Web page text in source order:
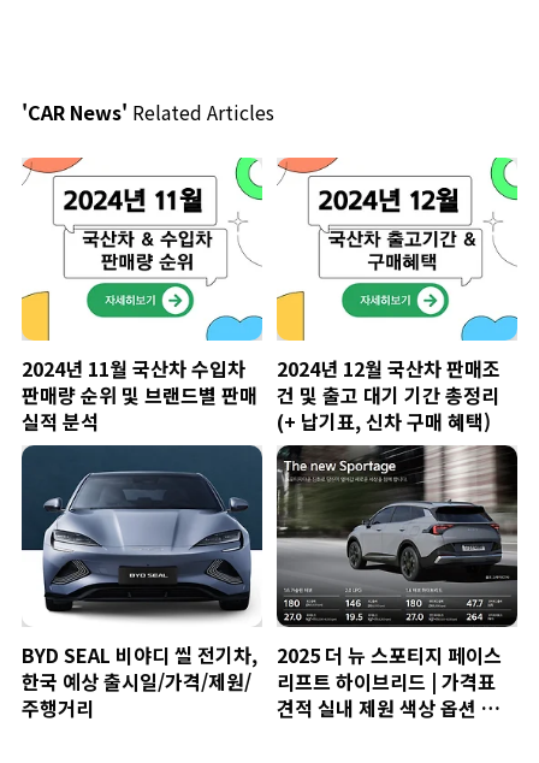
'CAR News' Related Articles
2024년 11월 국산차 수입차
판매량 순위 및 브랜드별 판매
실적 분석
2024년 12월 국산차 판매조
건 및 출고 대기 기간 총정리
(+ 납기표, 신차 구매 혜택)
BYD SEAL 비야디 씰 전기차,
한국 예상 출시일/가격/제원/
주행거리
2025 더 뉴 스포티지 페이스
리프트 하이브리드 | 가격표
견적 실내 제원 색상 옵션 모의